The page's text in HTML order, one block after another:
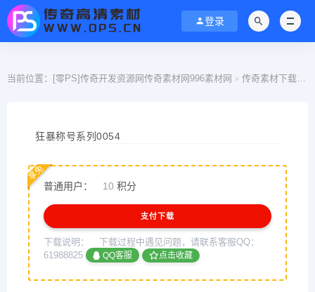
登录
当前位置： [零PS]传奇开发资源网传奇素材网996素材网 > 传奇素材下载
狂暴称号系列0054
普通用户： 10 积分
享免
支付下载
下载说明：
下载过程中遇见问题，请联系客服QQ：
61988825
QQ客服 点击收藏